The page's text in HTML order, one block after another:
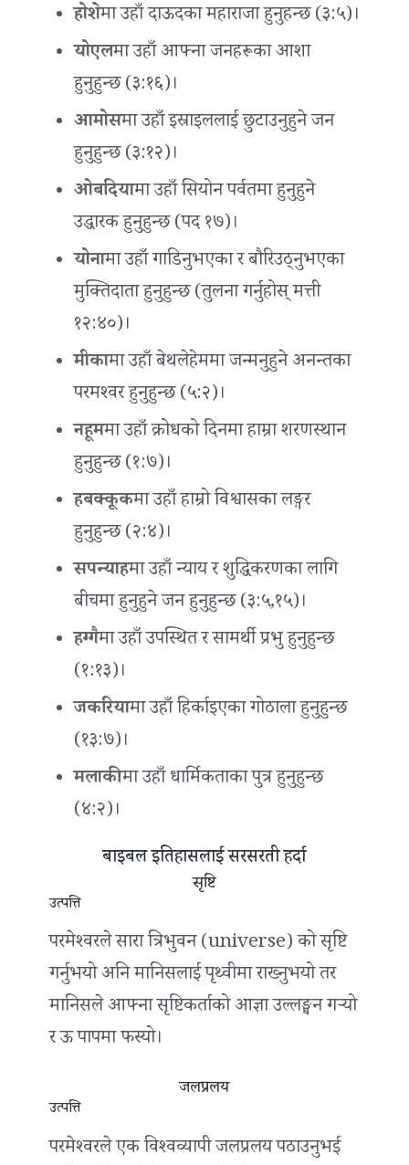
होशेमा उहाँ दाऊदका महाराजा हुनुहन्छ (३:५)।
योएलमा उहाँ आफ्ना जनहरूका आशा
हुनुहुन्छ (३:१६)।
आमोसमा उहाँ इस्राइललाई छुटाउनुहुने जन
हुनुहुन्छ (३:१२)।
ओबदियामा उहाँ सियोन पर्वतमा हुनुहुने
उद्धारक हुनुहुन्छ (पद १७)।
योनामा उहाँ गाडिनुभएका र बौरिउठ्नुभएका
मुक्तिदाता हुनुहुन्छ (तुलना गर्नुहोस् मत्ती
१२:४०)।
मीकामा उहाँ बेथलेहेममा जन्मनुहुने अनन्तका
परमश्‍वर हुनुहुन्छ (५:२)।
नहूममा उहाँ क्रोधको दिनमा हाम्रा शरणस्थान
हुनुहुन्छ (१:७)।
हबक्कूकमा उहाँ हाम्रो विश्वासका लङ्गर
हुनुहुन्छ (२:४)।
सपन्याहमा उहाँ न्याय र शुद्धिकरणका लागि
बीचमा हुनुहुने जन हुनुहुन्छ (३:५,१५)।
हग्गैमा उहाँ उपस्थित र सामर्थी प्रभु हुनुहुन्छ
(१:१३)।
जकरियामा उहाँ हिर्काइएका गोठाला हुनुहुन्छ
(१३:७)।
मलाकीमा उहाँ धार्मिकताका पुत्र हुनुहुन्छ
(४:२)।
बाइबल इतिहासलाई सरसरती हर्दा
सृष्टि
उत्पत्ति
परमेश्‍वरले सारा त्रिभुवन (universe) को सृष्टि
गर्नुभयो अनि मानिसलाई पृथ्वीमा राख्नुभयो तर
मानिसले आफ्ना सृष्टिकर्ताको आज्ञा उल्लङ्घन गर्‍यो
र ऊ पापमा फस्यो।
जलप्रलय
उत्पत्ति
परमेश्‍वरले एक विश्‍वव्यापी जलप्रलय पठाउनुभई